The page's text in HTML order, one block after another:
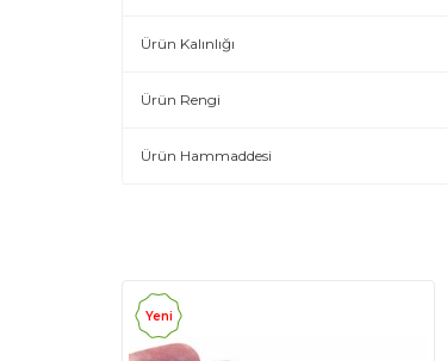
Ürün Kalınlığı
Ürün Rengi
Ürün Hammaddesi
Yeni